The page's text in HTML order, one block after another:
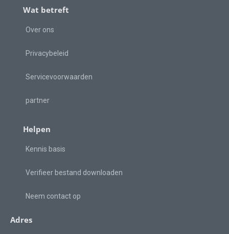
Wat betreft
Over ons
Privacybeleid
Servicevoorwaarden
partner
Helpen
Kennis basis
Verifieer bestand downloaden
Neem contact op
Adres